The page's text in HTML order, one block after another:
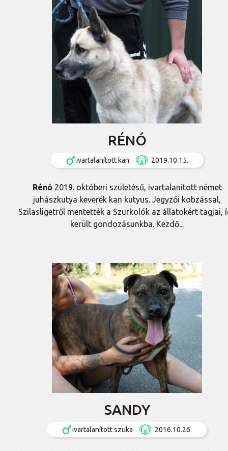
RÉNÓ
ivartalanított kan 2019.10.15.
Rénó2019. októberi születésű, ivartalanított német
juhászkutya keverék kan kutyus. Jegyzői kobzással,
Szilasligetről mentették a Szurkolók az állatokért tagjai,
került gondozásunkba. Kezdő...
SANDY
ivartalanított szuka 2016.10.26.